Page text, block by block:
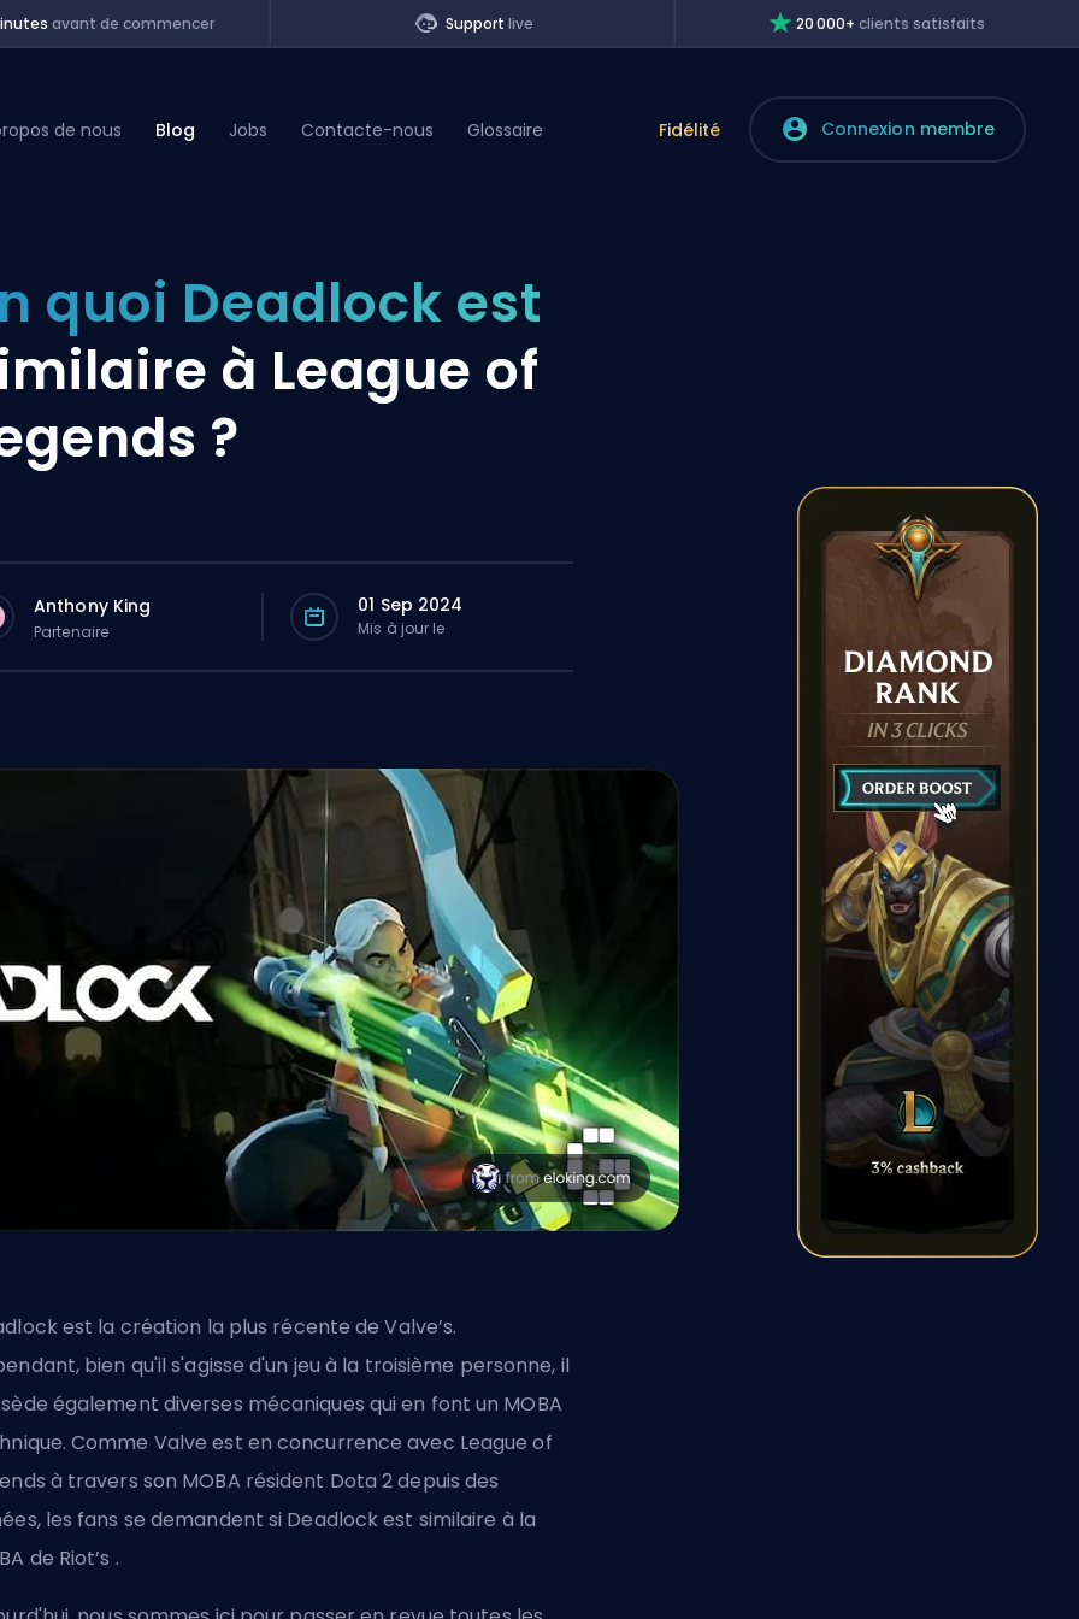
avant de commencer Support live 20 000+clients satisfaits
de nous Blog Jobs Contacte-nous Glossaire Fidélité Connexion membre
quoi Deadlock est
à League of
?
Anthony King
Partenaire
01 Sep 2024
Mis à jour le
est la création la plus récente deValve’s.
bien qu'il s'agisse d'un jeu à la troisième personne, il
également diverses mécaniques qui en font un MOBA
Comme Valve est en concurrence avec League of
à travers son MOBA résident Dota 2 depuis des
les fans se demandent si Deadlock est similaire à la
de Riot’s .